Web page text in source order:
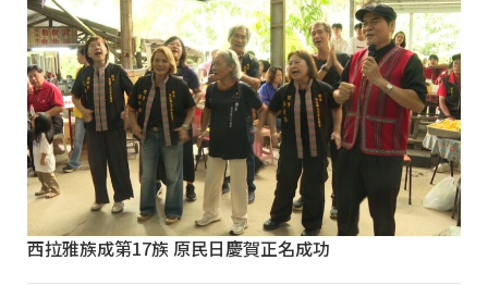
西拉雅族成第17族 原民日慶賀正名成功